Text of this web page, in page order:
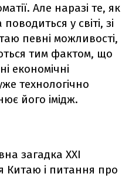
Але наразі те, як
у світі, зі
певні можливості,
тим фактом, що
економічні
технологічно
його імідж.
загадка XXI
Китаю і питання про